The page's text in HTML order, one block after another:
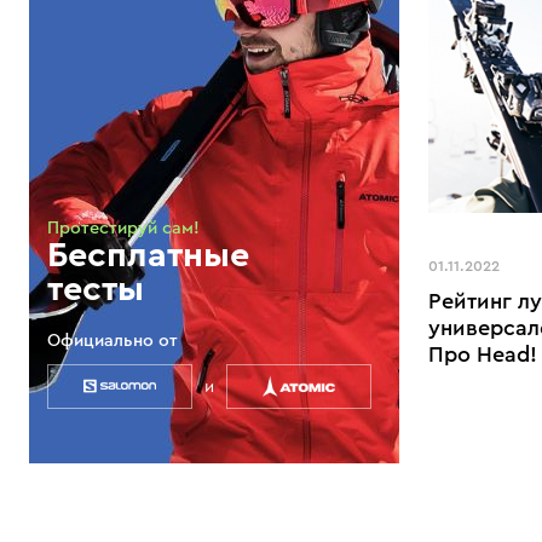
Протестируй сам!
Бесплатные
тесты
Официально от
и
01.11.2022
Рейтинг
Про Head!